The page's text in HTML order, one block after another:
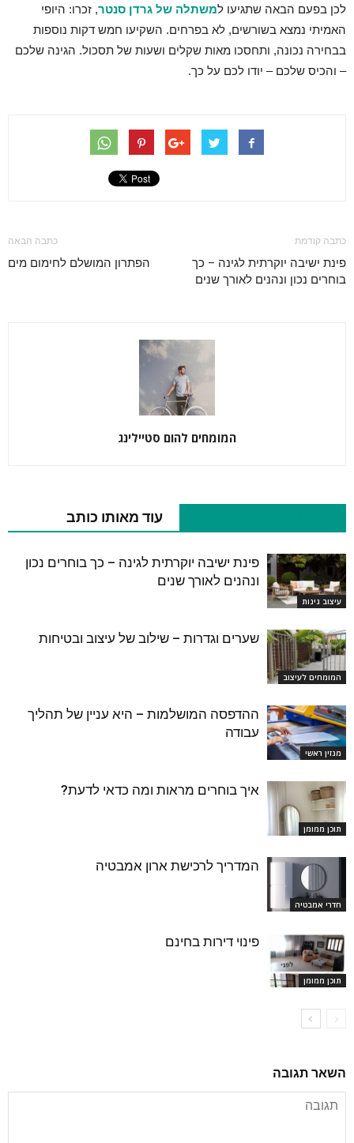
לכן בפעם הבאה שתגיעו למשתלה של גרדן סנטר, זכרו: היופי
האמיתי נמצא בשורשים, לא בפרחים. השקיעו חמש דקות נוספות
בבחירה נכונה, ותחסכו מאות שקלים ושעות של תסכול. הגינה שלכם
– והכיס שלכם – יודו לכם על כך.
כתבה קודמת
פינת ישיבה יוקרתית לגינה – כך
בוחרים נכון ונהנים לאורך שנים
כתבה הבאה
הפתרון המושלם לחימום מים
המומחים להום סטיילינג
עוד מאותו כותב
עיצוב גינות
פינת ישיבה יוקרתית לגינה – כך בוחרים נכון
ונהנים לאורך שנים
המומחים לעיצוב
שערים וגדרות – שילוב של עיצוב ובטיחות
מגזין ראשי
ההדפסה המושלמות – היא עניין של תהליך
עבודה
תוכן ממומן
איך בוחרים מראות ומה כדאי לדעת?
חדרי אמבטיה
המדריך לרכישת ארון אמבטיה
תוכן ממומן
פינוי דירות בחינם
השאר תגובה